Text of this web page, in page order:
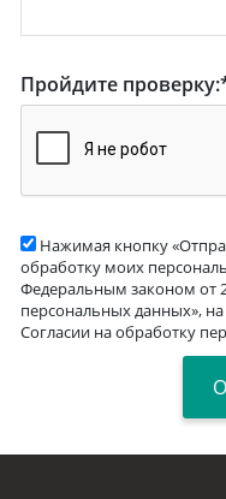
Пройдите проверку:
Нажимая кнопку
обработку моих
Федеральным законом от
персональных данных»,
Согласии на обработку